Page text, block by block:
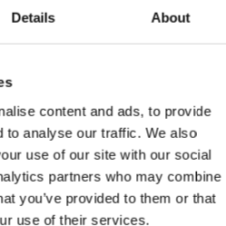
Details About
content and ads, to provide
to analyse our traffic. We also
use of our site with our social
partners who may combine
you’ve provided to them or that
use of their services.
, aggiungete il curry,
e spegnete il fuoco.
aggiungete illatte di
fino ad ottenere una